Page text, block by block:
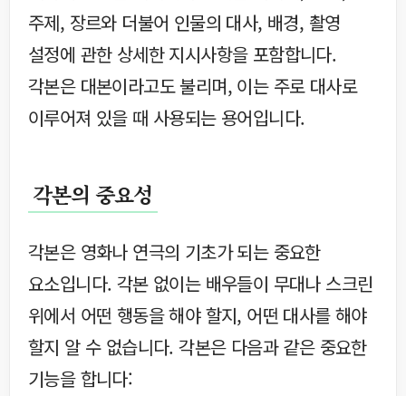
주제, 장르와 더불어 인물의 대사, 배경, 촬영
설정에 관한 상세한 지시사항을 포함합니다.
각본은 대본이라고도 불리며, 이는 주로 대사로
이루어져 있을 때 사용되는 용어입니다.
각본의 중요성
각본은 영화나 연극의 기초가 되는 중요한
요소입니다. 각본 없이는 배우들이 무대나 스크린
위에서 어떤 행동을 해야 할지, 어떤 대사를 해야
할지 알 수 없습니다. 각본은 다음과 같은 중요한
기능을 합니다: